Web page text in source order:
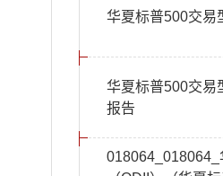
华夏标普500交易
华夏标普500交易
报告